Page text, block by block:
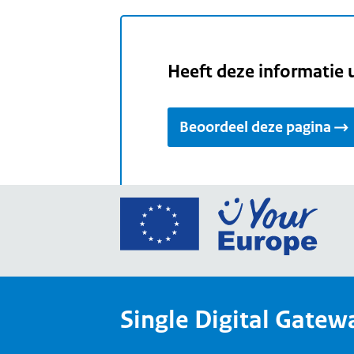
Heeft deze informatie
Beoordeel deze pagina
Ga
Your
Single Digital